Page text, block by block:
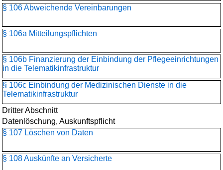
§ 106 Abweichende Vereinbarungen
§ 106a Mitteilungspflichten
§ 106b Finanzierung der Einbindung der Pflegeeinrichtungen
in die Telematikinfrastruktur
§ 106c Einbindung der Medizinischen Dienste in die
Telematikinfrastruktur
Dritter Abschnitt
Datenlöschung, Auskunftspflicht
§ 107 Löschen von Daten
§ 108 Auskünfte an Versicherte